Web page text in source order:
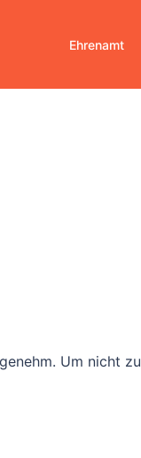
Ehrenamt
Um nicht zu